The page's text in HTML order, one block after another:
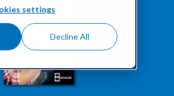
settings
Decline All